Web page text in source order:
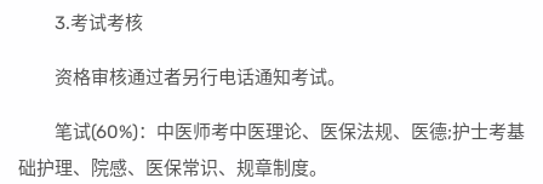
3.考试考核
资格审核通过者另行电话通知考试。
笔试(60%)：中医师考中医理论、医保法规、医德;护士考基
础护理、院感、医保常识、规章制度。